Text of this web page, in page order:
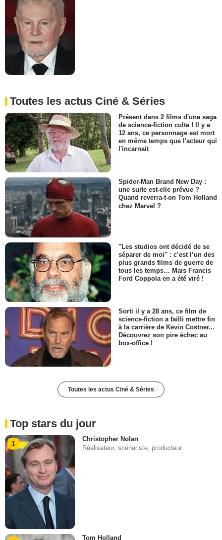
Toutes les actus Ciné & Séries
Présent dans 2 films d'une saga
de science-fiction culte ! Il y a
12 ans, ce personnage est mort
en même temps que l'acteur qui
l'incarnait
Spider-Man Brand New Day :
une suite est-elle prévue ?
Quand reverra-t-on Tom Holland
chez Marvel ?
"Les studios ont décidé de se
séparer de moi" : c’est l’un des
plus grands films de guerre de
tous les temps… Mais Francis
Ford Coppola en a été viré !
Sorti il y a 28 ans, ce film de
science-fiction a failli mettre fin
à la carrière de Kevin Costner...
Découvrez son pire échec au
box-office !
Toutes les actus Ciné & Séries
Top stars du jour
1
Christopher Nolan
Réalisateur, scénariste, producteur
Tom Holland